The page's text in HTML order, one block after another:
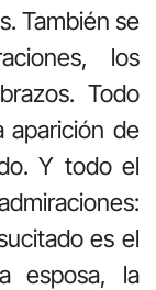
También se
los
Todo
aparición de
Y todo el
es el
esposa, la